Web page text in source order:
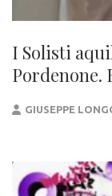
I Solisti
Pordenone.
GIUSEPPE